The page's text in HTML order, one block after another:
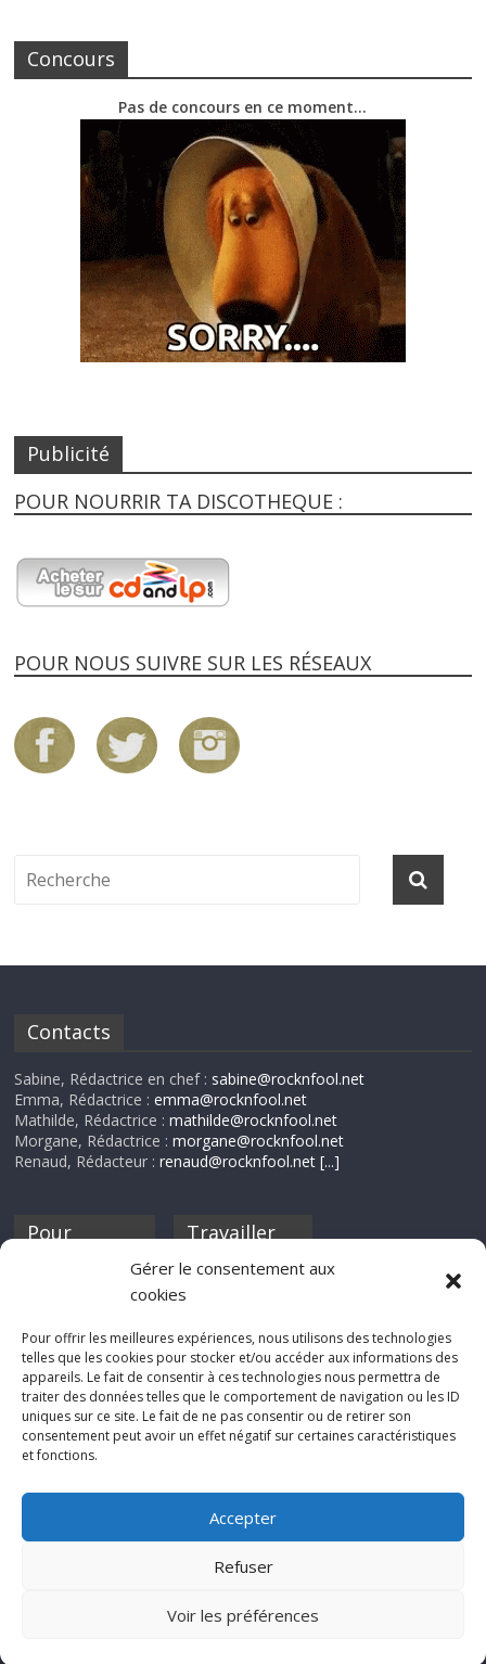
Gérer le consentement aux
cookies
Pour offrir les meilleures expériences, nous utilisons des technologies
telles que les cookies pour stocker et/ou accéder aux informations des
appareils. Le fait de consentir à ces technologies nous permettra de
traiter des données telles que le comportement de navigation ou les ID
uniques sur ce site. Le fait de ne pas consentir ou de retirer son
consentement peut avoir un effet négatif sur certaines caractéristiques
et fonctions.
Accepter
Refuser
Voir les préférences
Concours
Pas de concours en ce moment…
Publicité
POUR NOURRIR TA DISCOTHEQUE :
POUR NOUS SUIVRE SUR LES RÉSEAUX
Contacts
Sabine, Rédactrice en chef : sabine@rocknfool.net
Emma, Rédactrice :emma@rocknfool.net
Mathilde, Rédactrice :mathilde@rocknfool.net
Morgane, Rédactrice :morgane@rocknfool.net
Renaud, Rédacteur :renaud@rocknfool.net [...]
Pour
discothèque
Travailler
Si tu souhaites
Rocknfool, n'hésite
pas à nous envoyer
tes chroniques de
concerts, de films,
séries ou des billets
d'humeur :